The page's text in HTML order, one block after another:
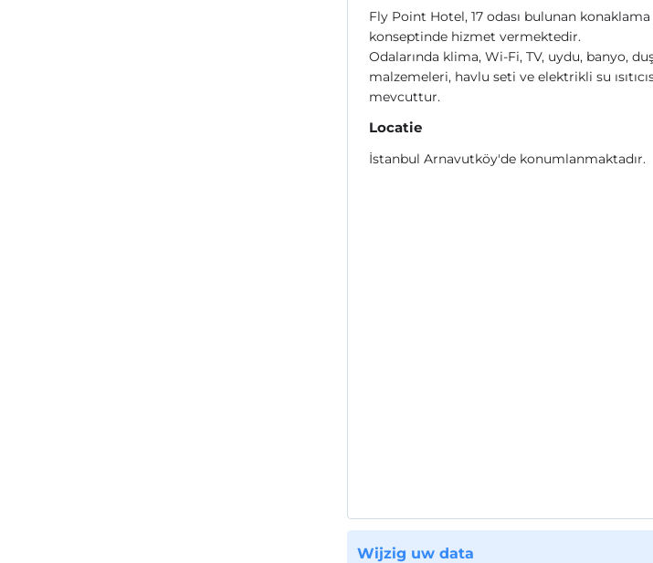
Fly Point Hotel, 17 odası bulunan
konseptinde hizmet vermektedir.
Odalarında klima, Wi-Fi, TV, uydu, banyo,
malzemeleri, havlu seti ve elektrikli su
mevcuttur.
Locatie
İstanbul Arnavutköy'de konumlanmaktadır.
Wijzig uw data